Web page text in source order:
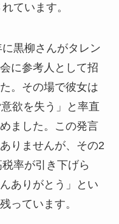
ています。
黒柳さんがタレン
に参考人として招
。その場で彼女は
欲を失う」と率直
ました。この発言
りませんが、その2
率が引き下げら
ありがとう」とい
っています。